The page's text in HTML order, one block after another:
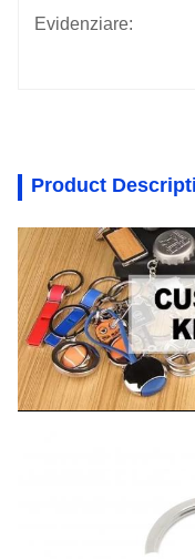
Evidenziare:
Product